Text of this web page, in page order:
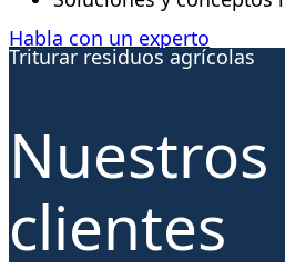
Habla con un experto
Triturar residuos agrícolas
Nuestros
clientes